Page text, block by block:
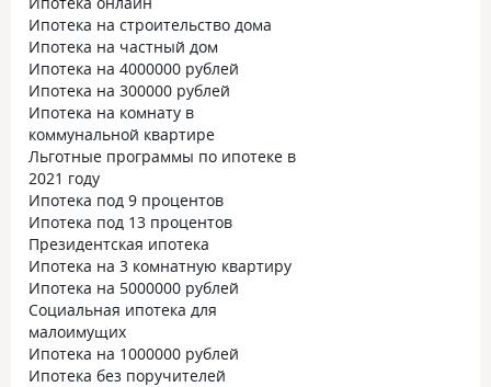
Ипотека на строительство дома
Ипотека на частный дом
Ипотека на 4000000 рублей
Ипотека на 300000 рублей
Ипотека на комнату в
коммунальной квартире
Льготные программы по ипотеке в
2021 году
Ипотека под 9 процентов
Ипотека под 13 процентов
Президентская ипотека
Ипотека на 3 комнатную квартиру
Ипотека на 5000000 рублей
Социальная ипотека для
малоимущих
Ипотека на 1000000 рублей
Ипотека без поручителей